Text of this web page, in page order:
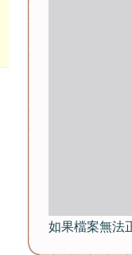
如果檔案無法